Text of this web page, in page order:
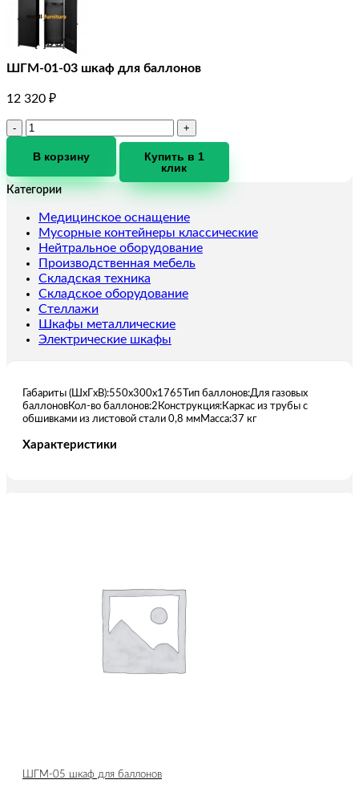
ШГМ-01-03 шкаф для баллонов
12 320 ₽
Количество
ШГМ-01-
шкаф
баллонов
В корзину
Купить в 1
клик
Категории
Медицинское оснащение
Мусорные контейнеры классические
Нейтральное оборудование
Производственная мебель
Складская техника
Складское оборудование
Стеллажи
Шкафы металлические
Электрические шкафы
Габариты (ШxГxВ):550х300х1765Тип баллонов:Для газовых
баллоновКол-во баллонов:2Конструкция:Каркас из трубы с
обшивками из листовой стали 0,8 ммМасса:37 кг
Характеристики
ШГМ-05 шкаф для баллонов